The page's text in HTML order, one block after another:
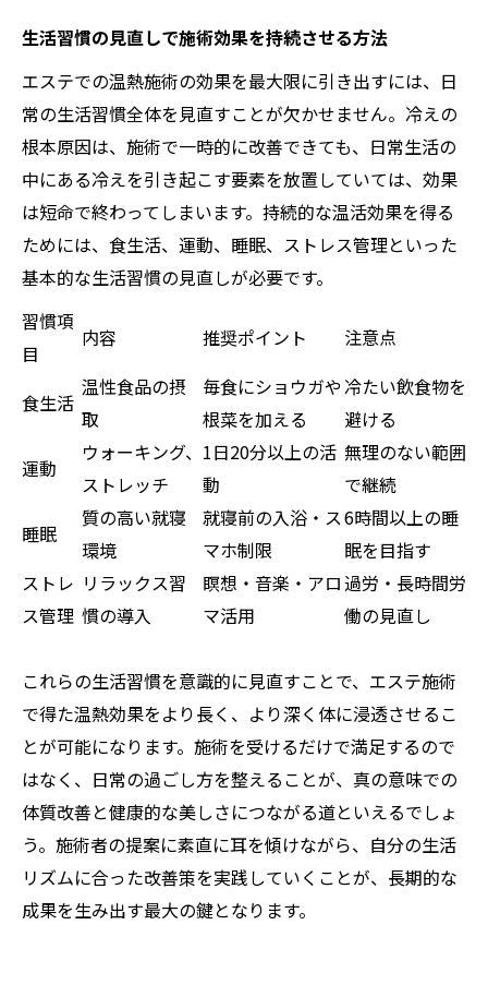
生活習慣の見直しで施術効果を持続させる方法
エステでの温熱施術の効果を最大限に引き出すには、日
常の生活習慣全体を見直すことが欠かせません。冷えの
根本原因は、施術で一時的に改善できても、日常生活の
中にある冷えを引き起こす要素を放置していては、効果
は短命で終わってしまいます。持続的な温活効果を得る
ためには、食生活、運動、睡眠、ストレス管理といった
基本的な生活習慣の見直しが必要です。
習慣項
目
内容 推奨ポイント 注意点
食生活
温性食品の摂
取
毎食にショウガや
根菜を加える
冷たい飲食物を
避ける
運動
ウォーキング、
ストレッチ
1日20分以上の活
動
無理のない範囲
で継続
睡眠
質の高い就寝
環境
就寝前の入浴・ス
マホ制限
6時間以上の睡
眠を目指す
ストレ
ス管理
リラックス習
慣の導入
瞑想・音楽・アロ
マ活用
過労・長時間労
働の見直し
これらの生活習慣を意識的に見直すことで、エステ施術
で得た温熱効果をより長く、より深く体に浸透させるこ
とが可能になります。施術を受けるだけで満足するので
はなく、日常の過ごし方を整えることが、真の意味での
体質改善と健康的な美しさにつながる道といえるでしょ
う。施術者の提案に素直に耳を傾けながら、自分の生活
リズムに合った改善策を実践していくことが、長期的な
成果を生み出す最大の鍵となります。